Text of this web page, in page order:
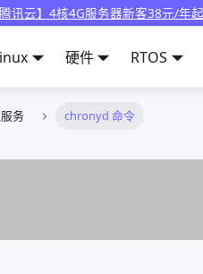
腾讯云】4核4G服务器新客38元/
硬件 RTOS
务 chronyd 命令